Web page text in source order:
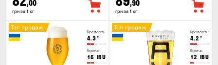
,00
грн за 1 кг
,90
грн за 1 кг
Крепость
4.3°
Горечь
16 IBU
Топ продаж
Крепость
4.2 °
Горечь
12 IBU
Топ продаж